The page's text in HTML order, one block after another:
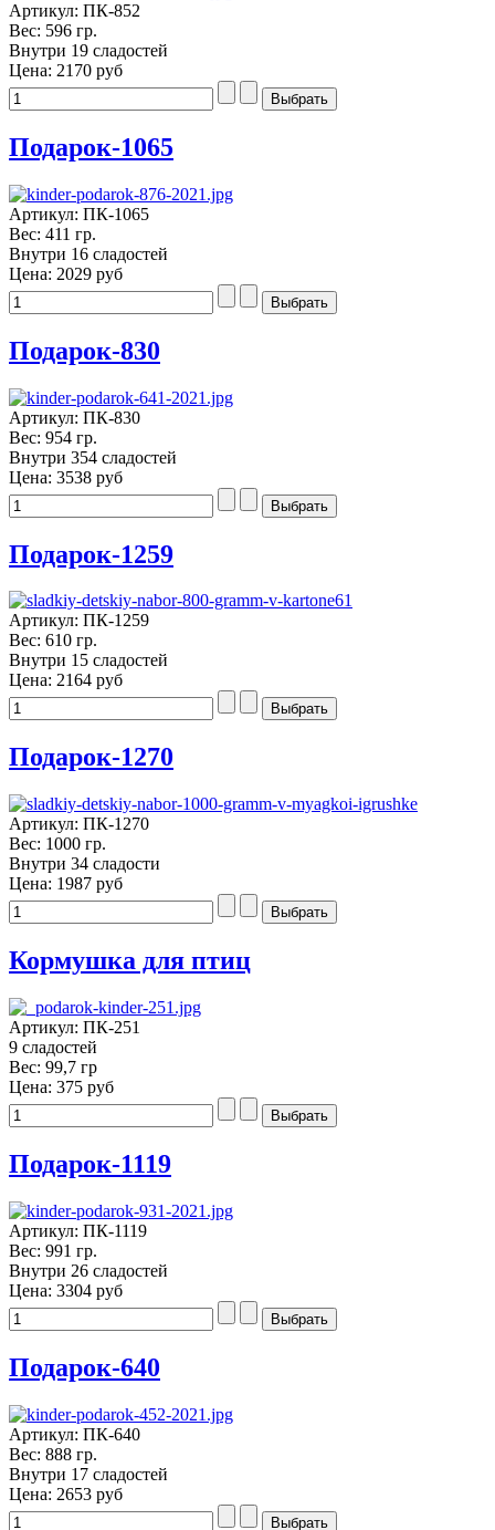
Артикул: ПК-852
Вес: 596 гр.
Внутри 19 сладостей
Цена: 2170 руб
Подарок-1065
Артикул: ПК-1065
Вес: 411 гр.
Внутри 16 сладостей
Цена: 2029 руб
Подарок-830
Артикул: ПК-830
Вес: 954 гр.
Внутри 354 сладостей
Цена: 3538 руб
Подарок-1259
Артикул: ПК-1259
Вес: 610 гр.
Внутри 15 сладостей
Цена: 2164 руб
Подарок-1270
Артикул: ПК-1270
Вес: 1000 гр.
Внутри 34 сладости
Цена: 1987 руб
Кормушка для птиц
Артикул: ПК-251
9 сладостей
Вес: 99,7 гр
Цена: 375 руб
Подарок-1119
Артикул: ПК-1119
Вес: 991 гр.
Внутри 26 сладостей
Цена: 3304 руб
Подарок-640
Артикул: ПК-640
Вес: 888 гр.
Внутри 17 сладостей
Цена: 2653 руб